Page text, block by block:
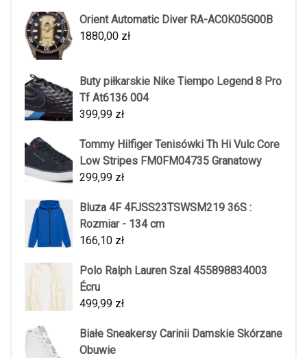
Orient Automatic Diver RA-AC0K05G00B
1880,00 zł
Buty piłkarskie Nike Tiempo Legend 8 Pro
Tf At6136 004
399,99 zł
Tommy Hilfiger Tenisówki Th Hi Vulc Core
Low Stripes FM0FM04735 Granatowy
299,99 zł
Bluza 4F 4FJSS23TSWSM219 36S :
Rozmiar - 134 cm
166,10 zł
Polo Ralph Lauren Szal 455898834003
Écru
499,99 zł
Białe Sneakersy Carinii Damskie Skórzane
Obuwie